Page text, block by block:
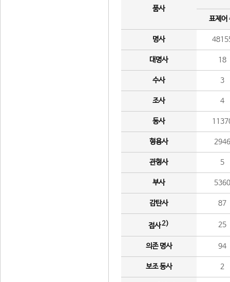
품사
표제어
명사
대명사 18
수사 3
조사 4
동사
형용사 2946
관형사 5
부사 5360
감탄사 87
접사2) 25
의존 명사 94
보조 동사 2